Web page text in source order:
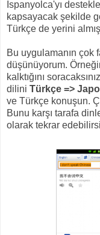
İspanyolca'yı
kapsayacak şekilde
Türkçe de yerini
Bu uygulamanın çok
düşünüyorum.
kalktığını
dilini Türkçe =>
ve Türkçe konuşun.
Bunu karşı tarafa
olarak tekrar